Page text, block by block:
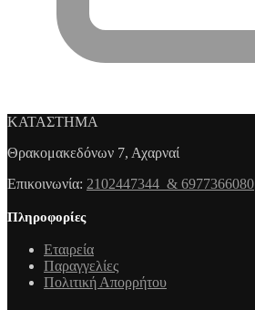
ΚΑΤΑΣΤΗΜΑ
Θρακομακεδόνων 7, Αχαρναί
Επικοινωνία: 2102447344 & 6977366080
Πληροφορίες
Εταιρεία
Παραγγελίες
Πολιτική Απορρήτου